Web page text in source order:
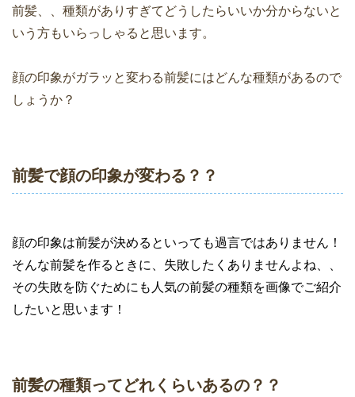
前髪、、種類がありすぎてどうしたらいいか分からないと
いう方もいらっしゃると思います。
顔の印象がガラッと変わる前髪にはどんな種類があるので
しょうか？
前髪で顔の印象が変わる？？
顔の印象は前髪が決めるといっても過言ではありません！
そんな前髪を作るときに、失敗したくありませんよね、、
その失敗を防ぐためにも人気の前髪の種類を画像でご紹介
したいと思います！
前髪の種類ってどれくらいあるの？？